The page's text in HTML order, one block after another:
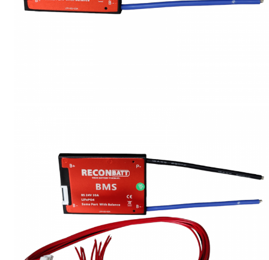
Accesorii acumulatori
Piese de schimb
Motor BAFANG
Biciclete/ trotinete